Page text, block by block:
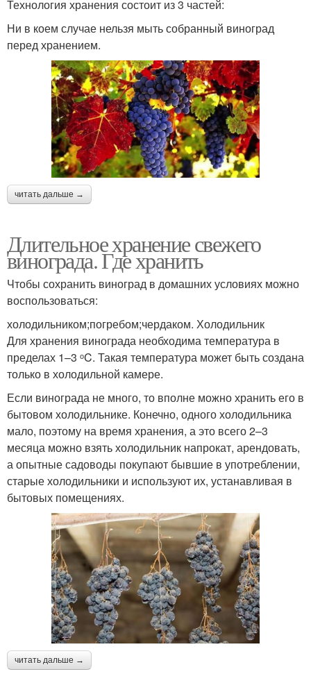
Технология хранения состоит из 3 частей:
Ни в коем случае нельзя мыть собранный виноград
перед хранением.
читать дальше →
Длительное хранение свежего
винограда. Где хранить
Чтобы сохранить виноград в домашних условиях можно
воспользоваться:
холодильником;погребом;чердаком. Холодильник
Для хранения винограда необходима температура в
пределах 1–3 ᵒC. Такая температура может быть создана
только в холодильной камере.
Если винограда не много, то вполне можно хранить его в
бытовом холодильнике. Конечно, одного холодильника
мало, поэтому на время хранения, а это всего 2–3
месяца можно взять холодильник напрокат, арендовать,
а опытные садоводы покупают бывшие в употреблении,
старые холодильники и используют их, устанавливая в
бытовых помещениях.
читать дальше →